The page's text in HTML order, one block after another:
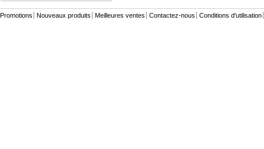
Promotions Nouveaux produits Meilleures ventes Contactez-nous Conditions d'utilisation